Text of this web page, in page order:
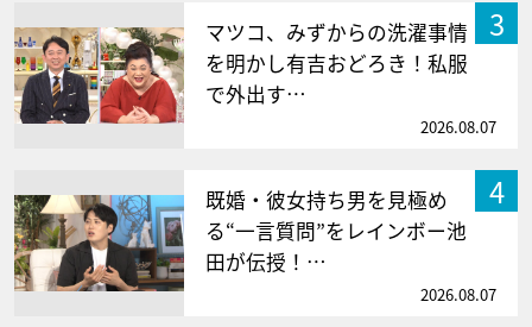
3
マツコ、みずからの洗濯事情
を明かし有吉おどろき！私服
で外出す…
2026.08.07
4
既婚・彼女持ち男を見極め
る“一言質問”をレインボー池
田が伝授！…
2026.08.07